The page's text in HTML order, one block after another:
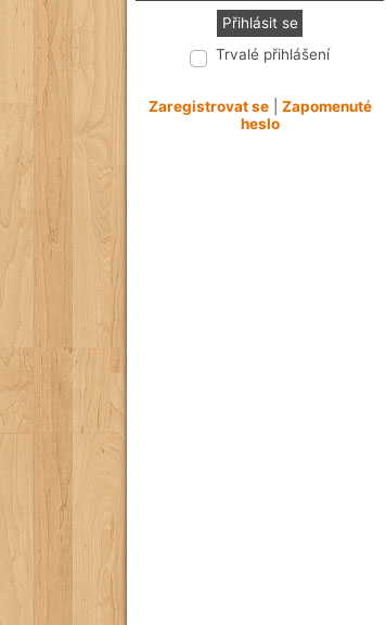
Přihlásit se
Trvalé přihlášení
Zaregistrovat se| Zapomenuté
heslo